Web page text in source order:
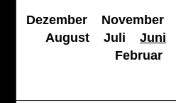
Dezember
November
August
Juli Juni
Februar